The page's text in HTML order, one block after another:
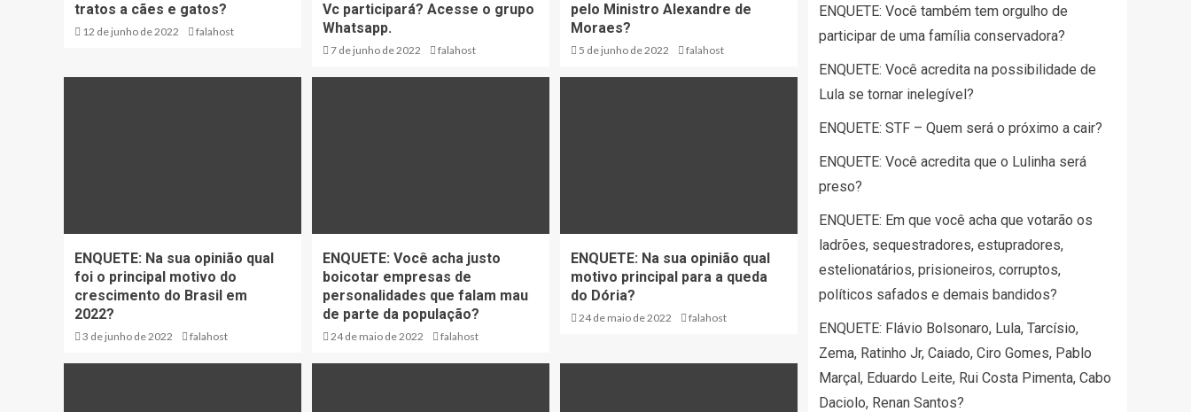
tratos a cães e gatos?
12 de junho de 2022 falahost
Vc participará? Acesse o grupo
Whatsapp.
7 de junho de 2022 falahost
pelo Ministro Alexandre de
Moraes?
5 de junho de 2022 falahost
ENQUETE: Na sua opinião qual
foi o principal motivo do
crescimento do Brasil em
2022?
3 de junho de 2022 falahost
ENQUETE: Você acha justo
boicotar empresas de
personalidades que falam mau
de parte da população?
24 de maio de 2022 falahost
ENQUETE: Na sua opinião qual
motivo principal para a queda
do Dória?
24 de maio de 2022 falahost
ENQUETE: Você também tem orgulho de
participar de uma família conservadora?
ENQUETE: Você acredita na possibilidade de
Lula se tornar inelegível?
ENQUETE: STF – Quem será o próximo a cair?
ENQUETE: Você acredita que o Lulinha será
preso?
ENQUETE: Em que você acha que votarão os
ladrões, sequestradores, estupradores,
estelionatários, prisioneiros, corruptos,
políticos safados e demais bandidos?
ENQUETE: Flávio Bolsonaro, Lula, Tarcísio,
Zema, Ratinho Jr, Caiado, Ciro Gomes, Pablo
Marçal, Eduardo Leite, Rui Costa Pimenta, Cabo
Daciolo, Renan Santos?